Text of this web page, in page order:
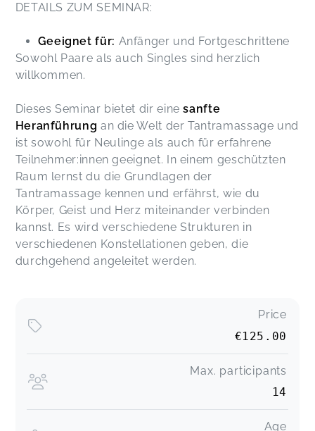
DETAILS ZUM SEMINAR:
Geeignet für: Anfänger und Fortgeschrittene
Sowohl Paare als auch Singles sind herzlich
willkommen.
Dieses Seminar bietet dir einesanfte
Heranführung an die Welt der Tantramassage und
ist sowohl für Neulinge als auch für erfahrene
Teilnehmer:innen geeignet. In einem geschützten
Raum lernst du die Grundlagen der
Tantramassage kennen und erfährst, wie du
Körper, Geist und Herz miteinander verbinden
kannst. Es wird verschiedene Strukturen in
verschiedenen Konstellationen geben, die
durchgehend angeleitet werden.
Price
€125.00
Max. participants
14
Age